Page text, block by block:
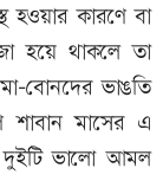
কারণে বা
হয়ে থাকলে তা
বোনদের ভাঙতি
মাসের এ
ভালো আমল